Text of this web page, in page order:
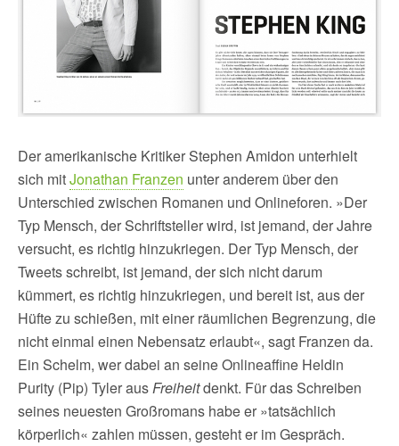
Der amerikanische Kritiker Stephen Amidon unterhielt
sich mitJonathan Franzen unter anderem über den
Unterschied zwischen Romanen und Onlineforen. »Der
Typ Mensch, der Schriftsteller wird, ist jemand, der Jahre
versucht, es richtig hinzukriegen. Der Typ Mensch, der
Tweets schreibt, ist jemand, der sich nicht darum
kümmert, es richtig hinzukriegen, und bereit ist, aus der
Hüfte zu schießen, mit einer räumlichen Begrenzung, die
nicht einmal einen Nebensatz erlaubt«, sagt Franzen da.
Ein Schelm, wer dabei an seine Onlineaffine Heldin
Purity (Pip) Tyler ausFreiheitdenkt. Für das Schreiben
seines neuesten Großromans habe er »tatsächlich
körperlich« zahlen müssen, gesteht er im Gespräch.